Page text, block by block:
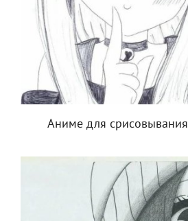
Аниме для